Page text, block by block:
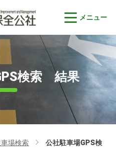
検索 結果
場検索
公社駐車場GPS検